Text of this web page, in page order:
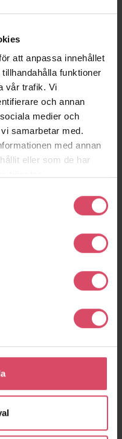
att anpassa innehållet
funktioner
vår trafik. Vi
och annan
medier och
samarbetar med.
med annan
eller som de har